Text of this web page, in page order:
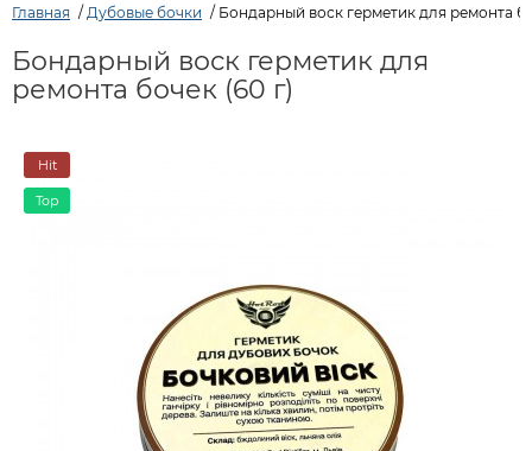
Главная Дубовые бочки Бондарный воск герметик для ремонта
Бондарный воск герметик для
ремонта бочек (60 г)
Hit
Top